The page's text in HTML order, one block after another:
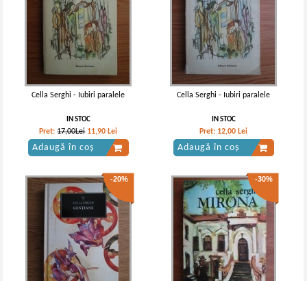
Cella Serghi - Iubiri paralele
IN STOC
Pret:17,00Lei 11,90 Lei
Adaugă în coș
Cella Serghi - Iubiri paralele
IN STOC
Pret: 12,00 Lei
Adaugă în coș
-20% -30%